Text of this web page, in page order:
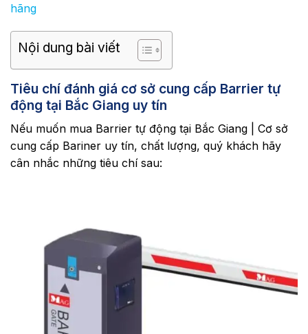
hãng
Nội dung bài viết
Tiêu chí đánh giá cơ sở cung cấp Barrier tự
động tại Bắc Giang uy tín
Nếu muốn mua Barrier tự động tại Bắc Giang | Cơ sở
cung cấp Bariner uy tín, chất lượng, quý khách hãy
cân nhắc những tiêu chí sau: